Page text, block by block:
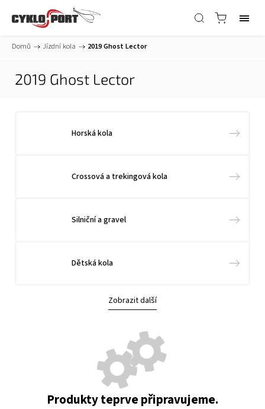
Domů / Jízdní kola / 2019 Ghost Lector
2019 Ghost Lector
Horská kola
Crossová a trekingová kola
Silniční a gravel
Dětská kola
Zobrazit další
Produkty teprve připravujeme.